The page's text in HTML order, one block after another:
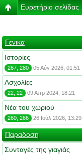
Ευρετήριο σελίδας
Γενικα
Ιστορίες
267, 280 05 Αύγ 2026, 01:51
Ασχολίες
22, 22 09 Απρ 2024, 18:21
Νέα του χωριού
260, 266 26 Ιούλ 2026, 13:29
Παραδοση
Συνταγές της γιαγιάς